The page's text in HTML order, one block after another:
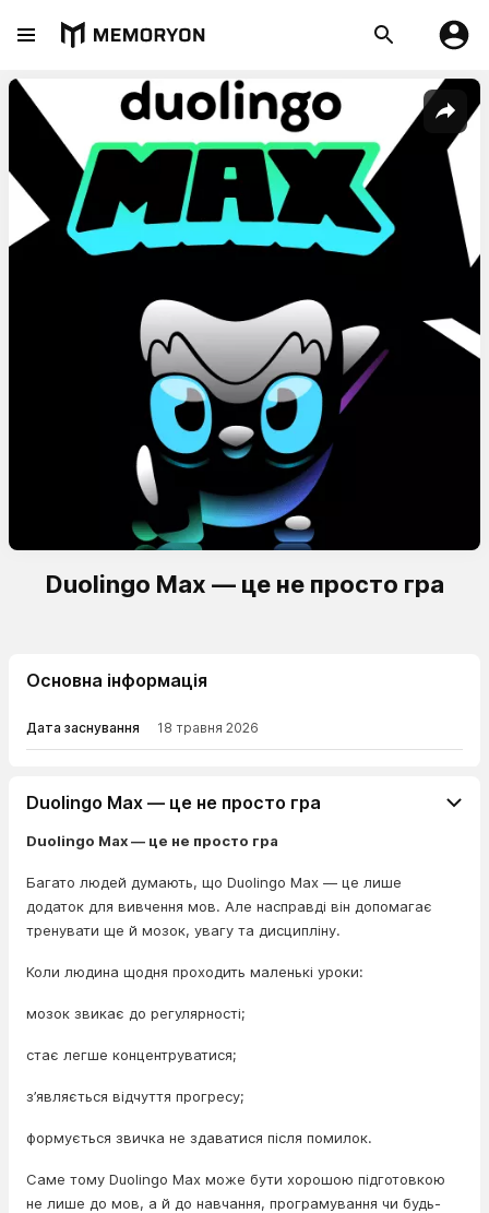
Duolingo Max — це не просто гра
Основна інформація
Дата заснування 18 травня 2026
Duolingo Max — це не просто гра
Duolingo Max — це не просто гра
Багато людей думають, що Duolingo Max — це лише
додаток для вивчення мов. Але насправді він допомагає
тренувати ще й мозок, увагу та дисципліну.
Коли людина щодня проходить маленькі уроки:
мозок звикає до регулярності;
стає легше концентруватися;
з’являється відчуття прогресу;
формується звичка не здаватися після помилок.
Саме тому Duolingo Max може бути хорошою підготовкою
не лише до мов, а й до навчання, програмування чи будь-